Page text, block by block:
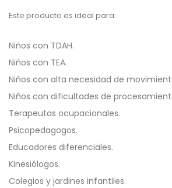
Este producto es ideal para:
Niños con TDAH.
Niños con TEA.
Niños con alta necesidad de
Niños con dificultades de
Terapeutas ocupacionales.
Psicopedagogos.
Educadores diferenciales.
Kinesiólogos.
Colegios y jardines infantiles.